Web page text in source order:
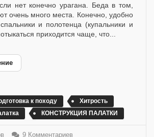
нет конечно урагана. Беда в том,
очень много места. Конечно, удобно
и полотенца (купальники и
приходится чаще, что...
к походу
Хитрость
КОНСТРУКЦИЯ ПАЛАТКИ
9 Комментариев